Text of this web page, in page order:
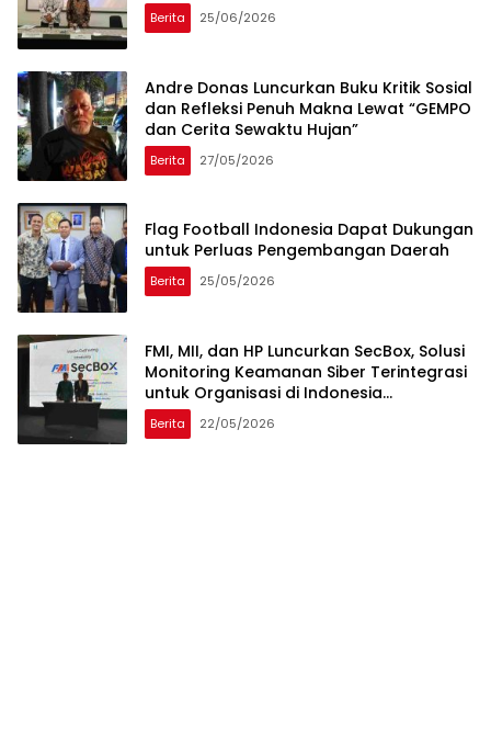
Berita 25/06/2026
Andre Donas Luncurkan Buku Kritik Sosial
dan Refleksi Penuh Makna Lewat “GEMPO
dan Cerita Sewaktu Hujan”
Berita 27/05/2026
Flag Football Indonesia Dapat Dukungan
untuk Perluas Pengembangan Daerah
Berita 25/05/2026
FMI, MII, dan HP Luncurkan SecBox, Solusi
Monitoring Keamanan Siber Terintegrasi
untuk Organisasi di Indonesia
Memperkuat visibilitas, monitoring, dan
respons ancaman Siber secara terpusat
Berita 22/05/2026